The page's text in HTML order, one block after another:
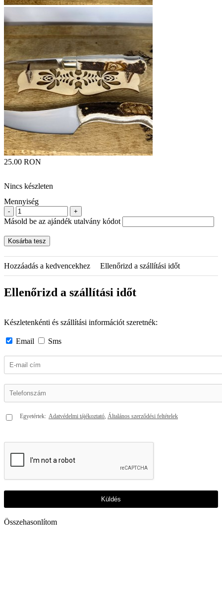
25.00 RON
Nincs készleten
Mennyiség
- +
Másold be az ajándék utalvány kódot
Kosárba tesz
Hozzáadás a kedvencekhez Ellenőrizd a szállítási időt
Ellenőrizd a szállítási időt
Készletenkénti és szállítási információt szeretnék:
Email Sms
Egyetértek: Adatvédelmi tájékoztató Általános szerződési feltételek
Küldés
Összehasonlítom